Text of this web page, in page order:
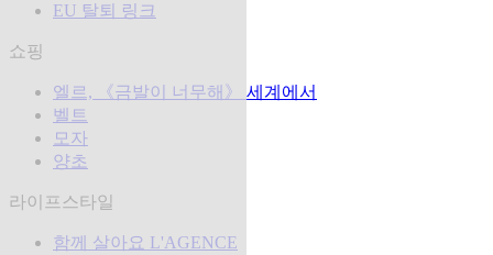
EU 탈퇴 링크
쇼핑
엘르, 《금발이 너무해》 세계에서
벨트
모자
양초
라이프스타일
함께 살아요 L'AGENCE